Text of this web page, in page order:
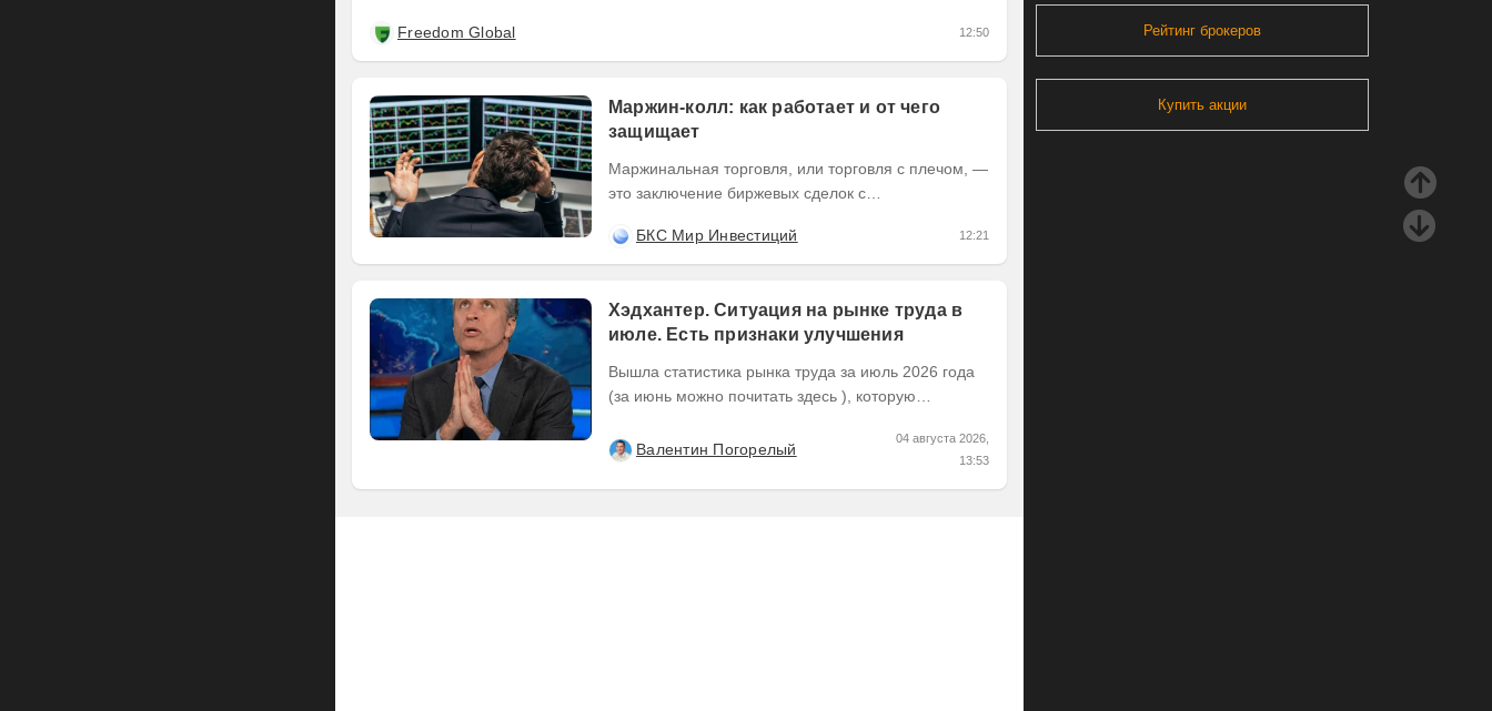
Freedom Global 12:50
Маржин-колл: как работает и от чего
защищает
Маржинальная торговля, или торговля с плечом, —
это заключение биржевых сделок с
заемных ценных...
БКС Мир Инвестиций 12:21
Хэдхантер. Ситуация на рынке труда в
июле. Есть признаки улучшения
Вышла статистика рынка труда за июль 2026 года
(за июнь можно почитать здесь ), которую
Валентин Погорелый
04 августа 2026,
13:53
Рейтинг брокеров
Купить акции